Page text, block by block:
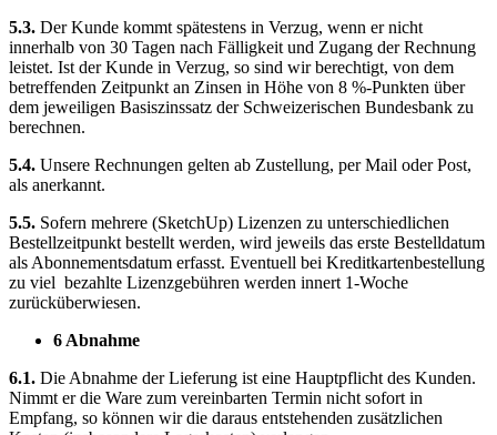
5.3. Der Kunde kommt spätestens in Verzug, wenn er nicht
innerhalb von 30 Tagen nach Fälligkeit und Zugang der Rechnung
leistet. Ist der Kunde in Verzug, so sind wir berechtigt, von dem
betreffenden Zeitpunkt an Zinsen in Höhe von 8 %-Punkten über
dem jeweiligen Basiszinssatz der Schweizerischen Bundesbank zu
berechnen.
5.4. Unsere Rechnungen gelten ab Zustellung, per Mail oder Post,
als anerkannt.
5.5. Sofern mehrere (SketchUp) Lizenzen zu unterschiedlichen
Bestellzeitpunkt bestellt werden, wird jeweils das erste Bestelldatum
als Abonnementsdatum erfasst. Eventuell bei Kreditkartenbestellung
zu viel bezahlte Lizenzgebühren werden innert 1-Woche
zurücküberwiesen.
6 Abnahme
6.1. Die Abnahme der Lieferung ist eine Hauptpflicht des Kunden.
Nimmt er die Ware zum vereinbarten Termin nicht sofort in
Empfang, so können wir die daraus entstehenden zusätzlichen